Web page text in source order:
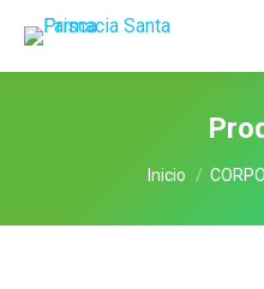
Estás aquí:
Inicio